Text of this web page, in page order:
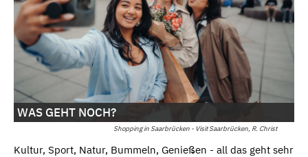
Shopping in Saarbrücken - Visit Saarbrücken, R. Christ
WAS GEHT NOCH?
Kultur, Sport, Natur, Bummeln, Genießen - all das geht sehr